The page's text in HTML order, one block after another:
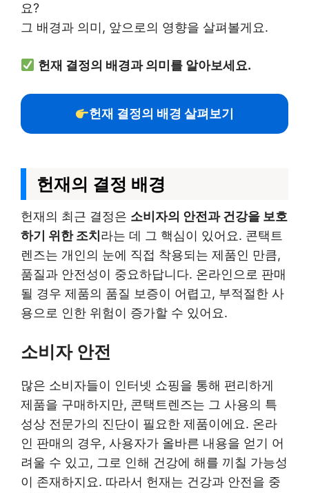
요?
그 배경과 의미, 앞으로의 영향을 살펴볼게요.
헌재 결정의 배경과 의미를 알아보세요.
헌재 결정의 배경 살펴보기
헌재의 결정 배경
헌재의 최근 결정은 소비자의 안전과 건강을 보호
하기 위한 조치 라는 데 그 핵심이 있어요. 콘택트
렌즈는 개인의 눈에 직접 착용되는 제품인 만큼,
품질과 안전성이 중요하답니다. 온라인으로 판매
될 경우 제품의 품질 보증이 어렵고, 부적절한 사
용으로 인한 위험이 증가할 수 있어요.
소비자 안전
많은 소비자들이 인터넷 쇼핑을 통해 편리하게
제품을 구매하지만, 콘택트렌즈는 그 사용의 특
성상 전문가의 진단이 필요한 제품이에요. 온라
인 판매의 경우, 사용자가 올바른 내용을 얻기 어
려울 수 있고, 그로 인해 건강에 해를 끼칠 가능성
이 존재하지요. 따라서 헌재는 건강과 안전을 중